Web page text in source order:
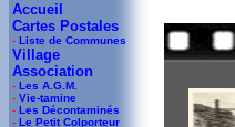
Accueil
Cartes Postales
- Liste de Communes
Village
Association
- Les A.G.M.
- Vie-tamine
- Les Décontaminés
- Le Petit Colporteur